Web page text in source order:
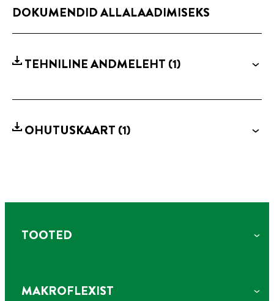
DOKUMENDID ALLALAADIMISEKS
TEHNILINE ANDMELEHT (1)
OHUTUSKAART (1)
TOOTED
MAKROFLEXIST